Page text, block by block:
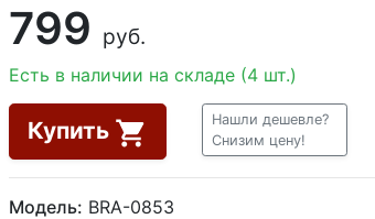
799 руб.
Есть в наличии на складе (4 шт.)
Купить
Нашли дешевле?
Снизим цену!
Модель: BRA-0853